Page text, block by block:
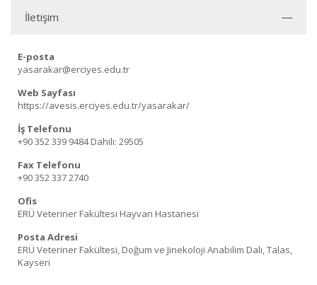
İletişim
E-posta
yasarakar@erciyes.edu.tr
Web Sayfası
https://avesis.erciyes.edu.tr/yasarakar/
İş Telefonu
+90 352 339 9484Dahili: 29505
Fax Telefonu
+90 352 337 2740
Ofis
ERÜ Veteriner Fakültesi Hayvan Hastanesi
Posta Adresi
ERÜ Veteriner Fakültesi, Doğum ve Jinekoloji Anabilim Dalı, Talas,
Kayseri